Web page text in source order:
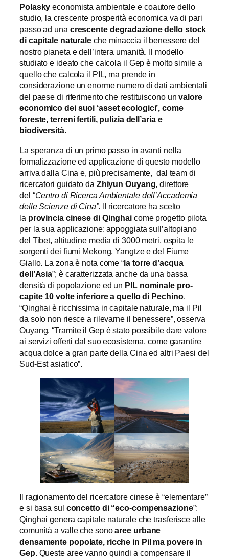
Polaskyeconomista ambientale e coautore dello
studio, la crescente prosperità economica va di pari
passo ad una crescente degradazione dello stock
di capitale naturale che minaccia il benessere del
nostro pianeta e dell’intera umanità. Il modello
studiato e ideato che calcola il Gep è molto simile a
quello che calcola il PIL, ma prende in
considerazione un enorme numero di dati ambientali
del paese di riferimento che restituiscono unvalore
economico dei suoi ‘asset ecologici’, come
foreste, terreni fertili, pulizia dell’aria e
biodiversità.
La speranza di un primo passo in avanti nella
formalizzazione ed applicazione di questo modello
arriva dalla Cina e, più precisamente, dal team di
ricercatori guidato da Zhiyun Ouyang, direttore
del “Centro di Ricerca Ambientale dell’Accademia
delle Scienze di Cina”. Il ricercatore ha scelto
la provincia cinese di Qinghai come progetto pilota
per la sua applicazione: appoggiata sull’altopiano
del Tibet, altitudine media di 3000 metri, ospita le
sorgenti dei fiumi Mekong, Yangtze e del Fiume
Giallo. La zona è nota come “la torre d’acqua
dell’Asia”; è caratterizzata anche da una bassa
densità di popolazione ed un PIL nominale pro-
capite 10 volte inferiore a quello di Pechino.
“Qinghai è ricchissima in capitale naturale, ma il Pil
da solo non riesce a rilevarne il benessere”, osserva
Ouyang. “Tramite il Gep è stato possibile dare valore
ai servizi offerti dal suo ecosistema, come garantire
acqua dolce a gran parte della Cina ed altri Paesi del
Sud-Est asiatico”.
Il ragionamento del ricercatore cinese è “elementare”
e si basa sul concetto di “eco-compensazione”:
Qinghai genera capitale naturale che trasferisce alle
comunità a valle che sonoaree urbane
densamente popolate, ricche in Pil ma povere in
Gep. Queste aree vanno quindi a compensare il